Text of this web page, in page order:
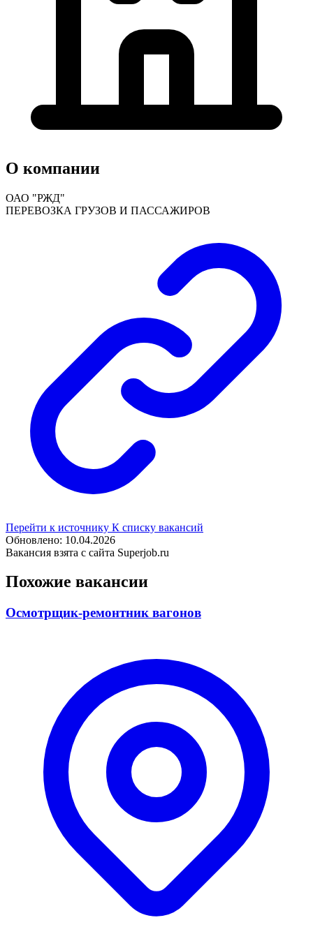
О компании
ОАО "РЖД"
ПЕРЕВОЗКА ГРУЗОВ И ПАССАЖИРОВ
Перейти к источнику К списку вакансий
Обновлено: 10.04.2026
Вакансия взята с сайта Superjob.ru
Похожие вакансии
Осмотрщик-ремонтник вагонов